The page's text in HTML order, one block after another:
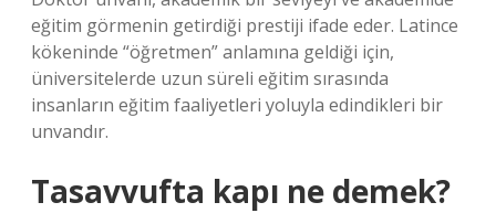
eğitim görmenin getirdiği prestiji ifade eder. Latince
kökeninde “öğretmen” anlamına geldiği için,
üniversitelerde uzun süreli eğitim sırasında
insanların eğitim faaliyetleri yoluyla edindikleri bir
unvandır.
Tasavvufta kapı ne demek?